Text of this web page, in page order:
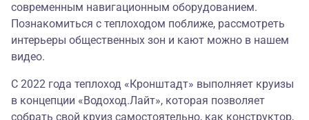
современным навигационным оборудованием.
Познакомиться с теплоходом поближе, рассмотреть
интерьеры общественных зон и кают можно в нашем
видео.
С 2022 года теплоход «Кронштадт» выполняет круизы
в концепции «Водоход.Лайт», которая позволяет
собрать свой круиз самостоятельно, как конструктор,